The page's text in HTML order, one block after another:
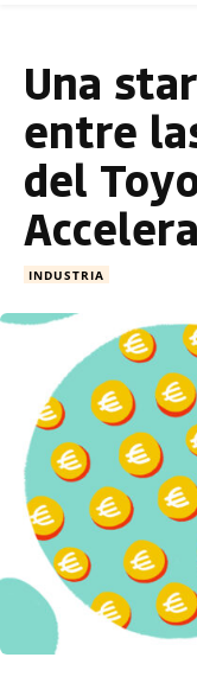
Una
entre
del
INDUSTRIA